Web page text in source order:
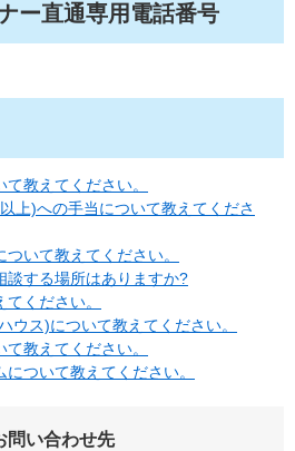
ー直通専用電話番号
教えてください。
上)への手当について教えてくださ
いて教えてください。
談する場所はありますか?
ください。
ウス)について教えてください。
教えてください。
ついて教えてください。
問い合わせ先